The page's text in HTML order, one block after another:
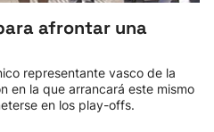
afrontar una
representante vasco de la
en la que arrancará este mismo
en los play-offs.